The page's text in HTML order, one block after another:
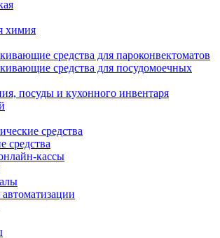
химия
средства для пароконвектоматов
средства для посудомоечных
посуды и кухонного инвентаря
средства
средства
кассы